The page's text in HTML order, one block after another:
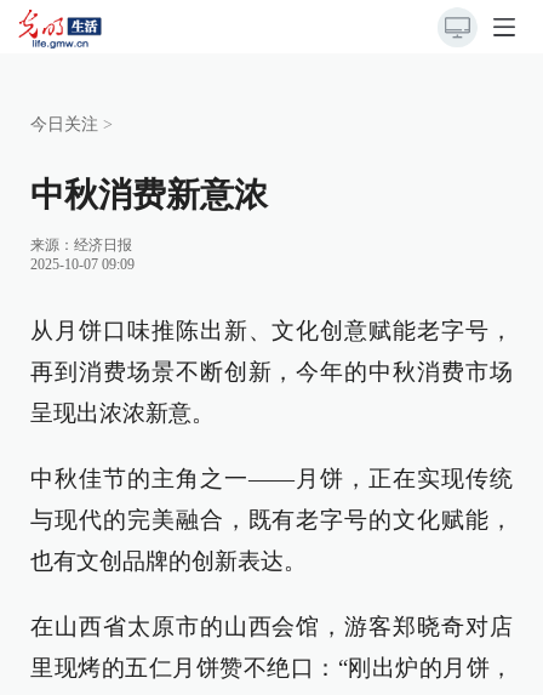
今日关注 >
中秋消费新意浓
来源： 经济日报
2025-10-07 09:09
从月饼口味推陈出新、文化创意赋能老字号，
再到消费场景不断创新，今年的中秋消费市场
呈现出浓浓新意。
中秋佳节的主角之一——月饼，正在实现传统
与现代的完美融合，既有老字号的文化赋能，
也有文创品牌的创新表达。
在山西省太原市的山西会馆，游客郑晓奇对店
里现烤的五仁月饼赞不绝口：“刚出炉的月饼，